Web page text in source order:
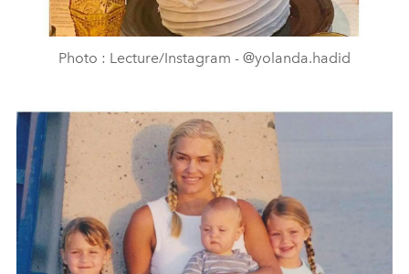
Photo : Lecture/Instagram - @yolanda.hadid